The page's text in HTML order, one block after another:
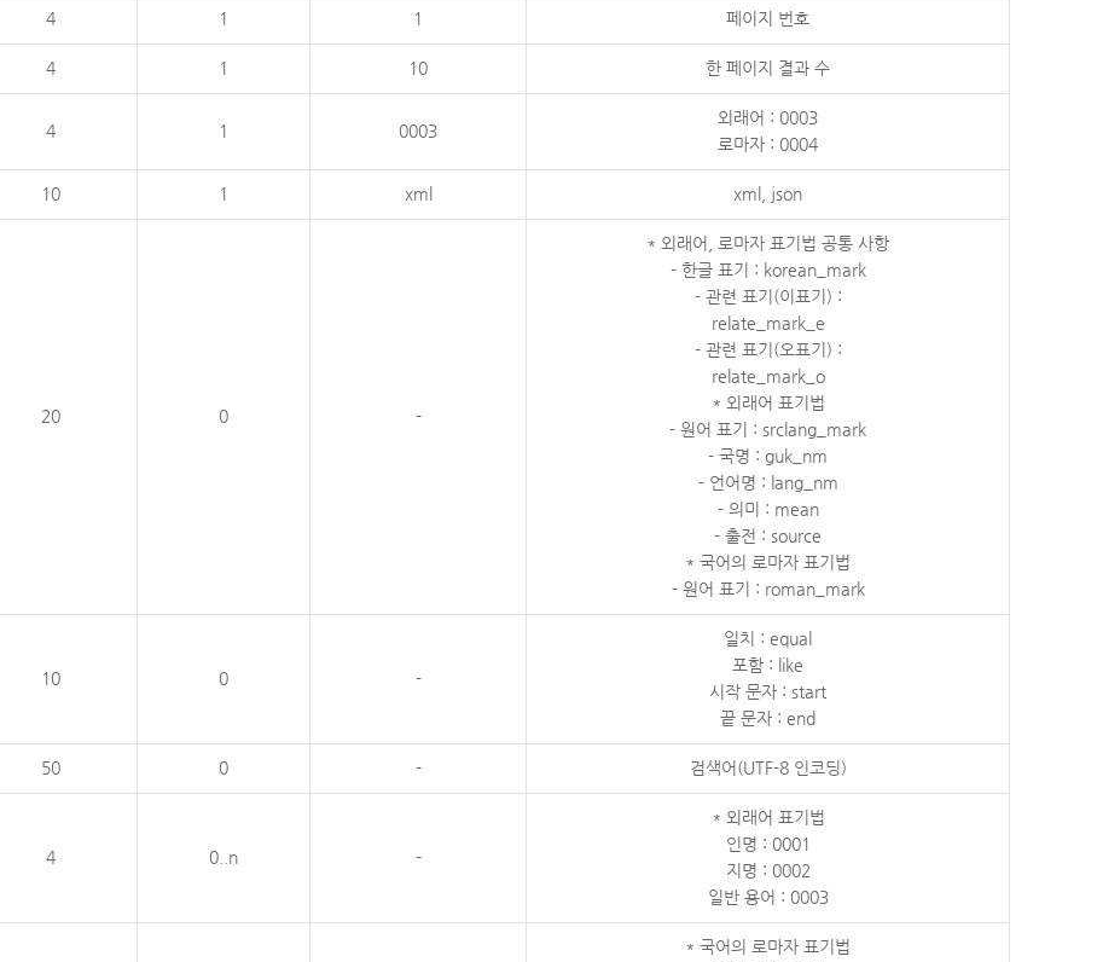
4 1 1 페이지 번호
4 1 10 한 페이지 결과 수
4 1 0003
외래어 : 0003
로마자 : 0004
10 1 xml xml, json
20 0 -
* 외래어, 로마자 표기법 공통 사항
- 한글 표기 : korean_mark
- 관련 표기(이표기) :
relate_mark_e
- 관련 표기(오표기) :
relate_mark_o
* 외래어 표기법
- 원어 표기 : srclang_mark
- 국명 : guk_nm
- 언어명 : lang_nm
- 의미 : mean
- 출전 : source
* 국어의 로마자 표기법
- 원어 표기 : roman_mark
10 0 -
일치 : equal
포함 : like
시작 문자 : start
끝 문자 : end
50 0 - 검색어(UTF-8 인코딩)
4 0..n -
* 외래어 표기법
인명 : 0001
지명 : 0002
일반 용어 : 0003
* 국어의 로마자 표기법